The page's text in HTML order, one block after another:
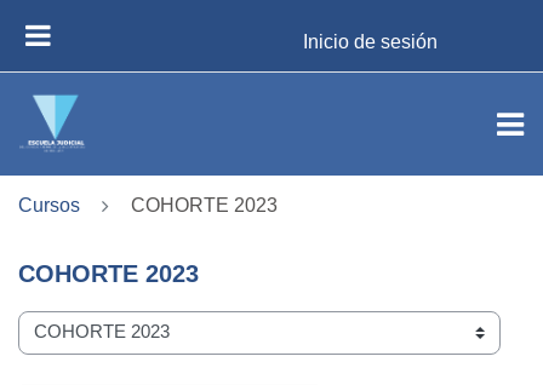
Inicio de sesión
Cursos COHORTE 2023
COHORTE 2023
Categorías del curso